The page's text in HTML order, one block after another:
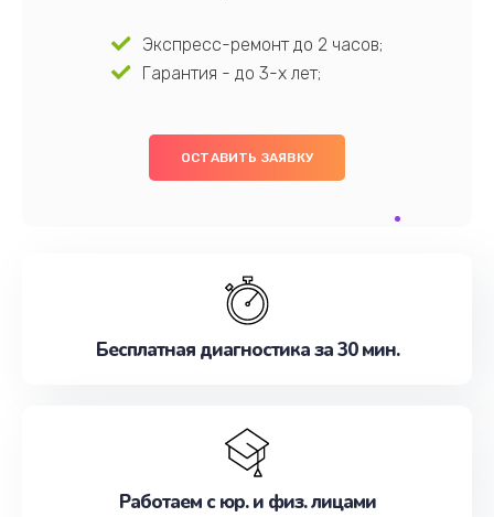
Экспресс-ремонт до 2 часов;
Гарантия - до 3-х лет;
ОСТАВИТЬ ЗАЯВКУ
Бесплатная диагностика за 30 мин.
Работаем с юр. и физ. лицами